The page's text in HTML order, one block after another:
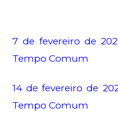
7 de fevereiro de
Tempo Comum
14 de fevereiro de
Tempo Comum